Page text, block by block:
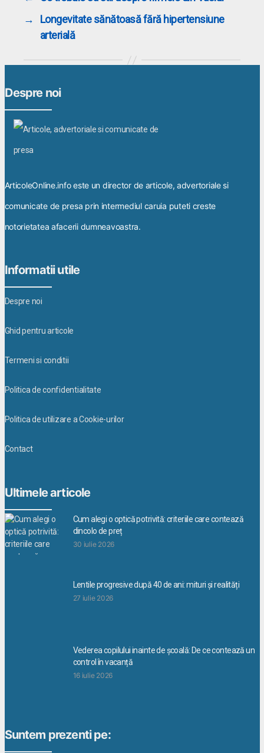
→
Longevitate sănătoasă fără hipertensiune
arterială
Despre noi
ArticoleOnline.info este un director de articole, advertoriale si
comunicate de presa prin intermediul caruia puteti creste
notorietatea afacerii dumneavoastra.
Informatii utile
Despre noi
Ghid pentru articole
Termeni si conditii
Politica de confidentialitate
Politica de utilizare a Cookie-urilor
Contact
Ultimele articole
Cum alegi o optică potrivită: criteriile care contează
dincolo de preț
30 iulie 2026
Lentile progresive după 40 de ani: mituri și realități
27 iulie 2026
Vederea copilului inainte de școală: De ce contează un
control în vacanță
16 iulie 2026
Suntem prezenti pe: